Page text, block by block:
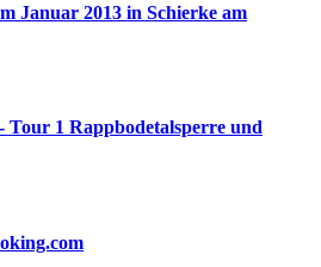
Januar 2013 in Schierke am
1 Rappbodetalsperre und